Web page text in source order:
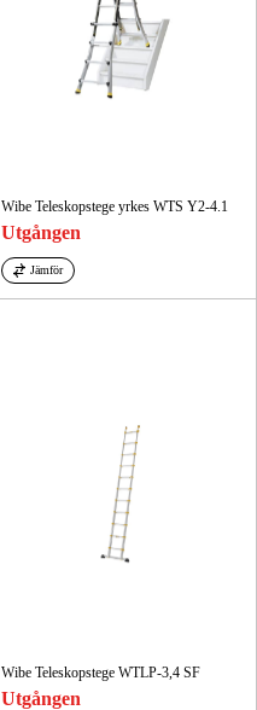
Wibe Teleskopstege yrkes WTS Y2-4.1
Utgången
Jämför
Wibe Teleskopstege WTLP-3,4 SF
Utgången